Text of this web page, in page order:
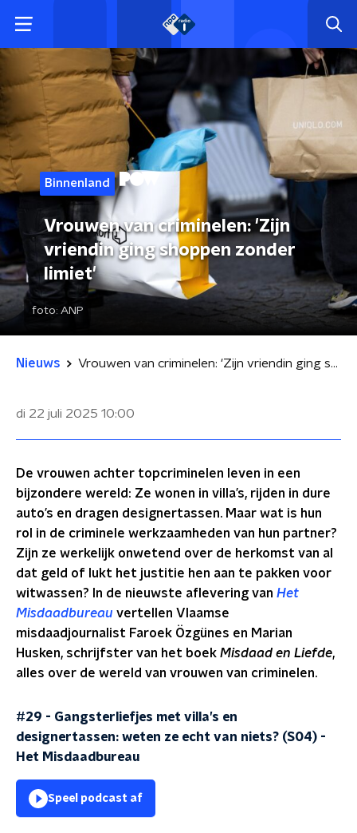
Binnenland
Vrouwen van criminelen: 'Zijn
vriendin ging shoppen zonder
limiet'
foto: ANP
Nieuws Vrouwen van criminelen: 'Zijn vriendin ging shoppen zonder limiet'
di 22 juli 2025 10:00
De vrouwen achter topcriminelen leven in een
bijzondere wereld: Ze wonen in villa’s, rijden in dure
auto’s en dragen designertassen. Maar wat is hun
rol in de criminele werkzaamheden van hun partner?
Zijn ze werkelijk onwetend over de herkomst van al
dat geld of lukt het justitie hen aan te pakken voor
witwassen? In de nieuwste aflevering van Het
Misdaadbureau vertellen Vlaamse
misdaadjournalist Faroek Özgünes en Marian
Husken, schrijfster van het boek Misdaad en Liefde,
alles over de wereld van vrouwen van criminelen.
#29 - Gangsterliefjes met villa’s en
designertassen: weten ze echt van niets? (S04) -
Het Misdaadbureau
Speel podcast af